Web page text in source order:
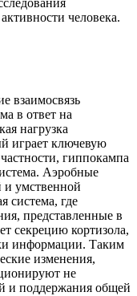
человека.
взаимосвязь
в ответ на
нагрузка
играет ключевую
гиппокампа
Аэробные
и умственной
система, где
представленные в
секрецию кортизола,
информации. Таким
изменения,
не
и поддержания общей